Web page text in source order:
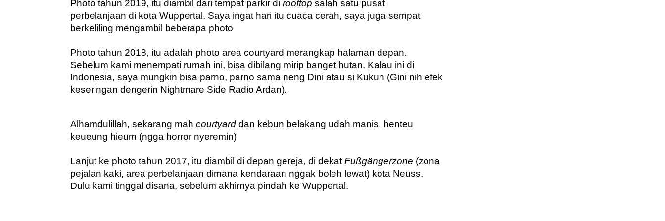
Photo tahun 2019, itu diambil dari tempat parkir di rooftop salah satu pusat
perbelanjaan di kota Wuppertal. Saya ingat hari itu cuaca cerah, saya juga sempat
berkeliling mengambil beberapa photo
Photo tahun 2018, itu adalah photo area courtyard merangkap halaman depan.
Sebelum kami menempati rumah ini, bisa dibilang mirip banget hutan. Kalau ini di
Indonesia, saya mungkin bisa parno, parno sama neng Dini atau si Kukun (Gini nih efek
keseringan dengerin Nightmare Side Radio Ardan).
Alhamdulillah, sekarang mah courtyard dan kebun belakang udah manis, henteu
keueung hieum (ngga horror nyeremin)
Lanjut ke photo tahun 2017, itu diambil di depan gereja, di dekat Fußgängerzone (zona
pejalan kaki, area perbelanjaan dimana kendaraan nggak boleh lewat) kota Neuss.
Dulu kami tinggal disana, sebelum akhirnya pindah ke Wuppertal.